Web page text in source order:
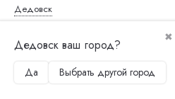
Дедовск
✖
Дедовск ваш город?
Да Выбрать другой город
Главная Электросамокаты Okai
Продолжить